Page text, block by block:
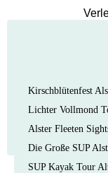
Steg-Ticket
Verleih ausser Haus
SUP CLUB
SUP Yoga
SUP Kurse Privat
SUP Technik
VDWS SUP
Schulklassen
SUP/Kanu
Kirschblütenfest
Lichter Vollmond
Alster Fleeten
Die Große SUP
SUP Kayak Tour